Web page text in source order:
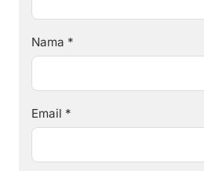
Nama *
Email *